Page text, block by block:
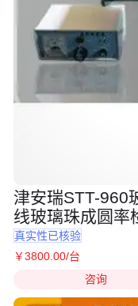
津安瑞STT-960
线玻璃珠成圆率
真实性已核验
￥3800 .00/台
咨询